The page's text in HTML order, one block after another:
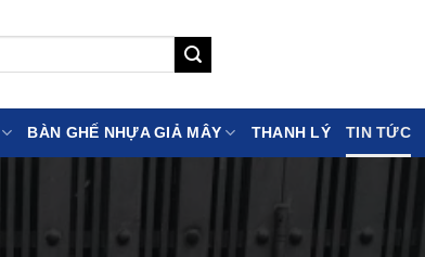
BÀN GHẾ NHỰA GIẢ MÂY THANH LÝ TIN TỨC